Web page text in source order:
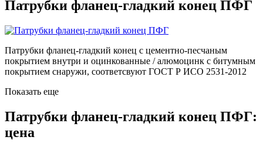
Патрубки фланец-гладкий конец ПФГ
Патрубки фланец-гладкий конец с цементно-песчаным
покрытием внутри и оцинкованные / алюмоцинк с битумным
покрытием снаружи, соответсвуют ГОСТ Р ИСО 2531-2012
Показать еще
Патрубки фланец-гладкий конец ПФГ:
цена